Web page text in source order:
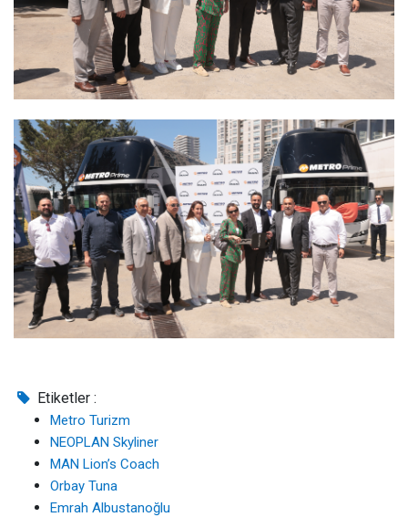
Etiketler :
Metro Turizm
NEOPLAN Skyliner
MAN Lion’s Coach
Orbay Tuna
Emrah Albustanoğlu